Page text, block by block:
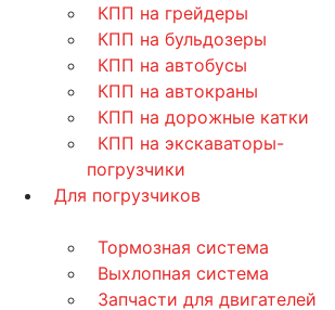
КПП на грейдеры
КПП на бульдозеры
КПП на автобусы
КПП на автокраны
КПП на дорожные катки
КПП на экскаваторы-
погрузчики
Для погрузчиков
Тормозная система
Выхлопная система
Запчасти для двигателей